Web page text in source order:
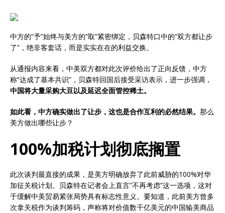
中方的”予”始终与美方的”取”紧密绑定，贝森特口中的”双方都让步
了”，绝非客套话，而是实实在在的利益交换。
从通报内容来看，中美双方都对此次评价给出了正向反馈，中方
称“达成了基本共识”，贝森特回国后接受采访表示，进一步强调，
中国将大量采购大豆以及延迟全面管控稀土。
如此看，中方确实做出了让步，这也是合作互利的必然结果。 那么
美方做出哪些让步？
100%加税计划彻底搁置
此次谈判最直接的成果，是美方明确放弃了此前威胁的100%对华
加征关税计划。贝森特在记者会上直言”不再考虑”这一选项，这对
于缓解中美贸易紧张局势具有标志性意义。要知道，此前美方曾多
次拿关税作为谈判筹码，声称将对价值数千亿美元的中国输美商品